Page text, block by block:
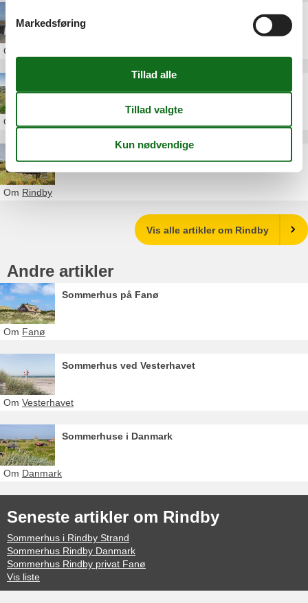
Om
Om
Om Rindby
Vis alle artikler om Rindby
Andre artikler
Sommerhus på Fanø
Om Fanø
Sommerhus ved Vesterhavet
Om Vesterhavet
Sommerhuse i Danmark
Om Danmark
Seneste artikler om Rindby
Sommerhus i Rindby Strand
Sommerhus Rindby Danmark
Sommerhus Rindby privat Fanø
Vis liste
Markedsføring